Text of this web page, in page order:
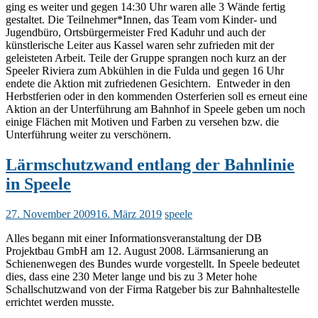
ging es weiter und gegen 14:30 Uhr waren alle 3 Wände fertig
gestaltet. Die Teilnehmer*Innen, das Team vom Kinder- und
Jugendbüro, Ortsbürgermeister Fred Kaduhr und auch der
künstlerische Leiter aus Kassel waren sehr zufrieden mit der
geleisteten Arbeit. Teile der Gruppe sprangen noch kurz an der
Speeler Riviera zum Abkühlen in die Fulda und gegen 16 Uhr
endete die Aktion mit zufriedenen Gesichtern. Entweder in den
Herbstferien oder in den kommenden Osterferien soll es erneut eine
Aktion an der Unterführung am Bahnhof in Speele geben um noch
einige Flächen mit Motiven und Farben zu versehen bzw. die
Unterführung weiter zu verschönern.
Lärmschutzwand entlang der Bahnlinie
in Speele
27. November 200916. März 2019 speele
Alles begann mit einer Informationsveranstaltung der DB
Projektbau GmbH am 12. August 2008. Lärmsanierung an
Schienenwegen des Bundes wurde vorgestellt. In Speele bedeutet
dies, dass eine 230 Meter lange und bis zu 3 Meter hohe
Schallschutzwand von der Firma Ratgeber bis zur Bahnhaltestelle
errichtet werden musste.